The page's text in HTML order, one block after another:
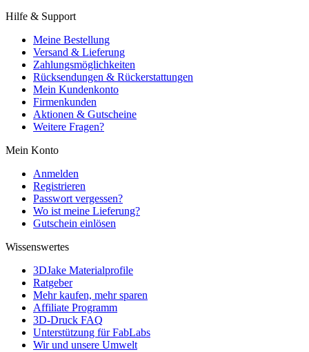
Hilfe & Support
Meine Bestellung
Versand & Lieferung
Zahlungsmöglichkeiten
Rücksendungen & Rückerstattungen
Mein Kundenkonto
Firmenkunden
Aktionen & Gutscheine
Weitere Fragen?
Mein Konto
Anmelden
Registrieren
Passwort vergessen?
Wo ist meine Lieferung?
Gutschein einlösen
Wissenswertes
3DJake Materialprofile
Ratgeber
Mehr kaufen, mehr sparen
Affiliate Programm
3D-Druck FAQ
Unterstützung für FabLabs
Wir und unsere Umwelt